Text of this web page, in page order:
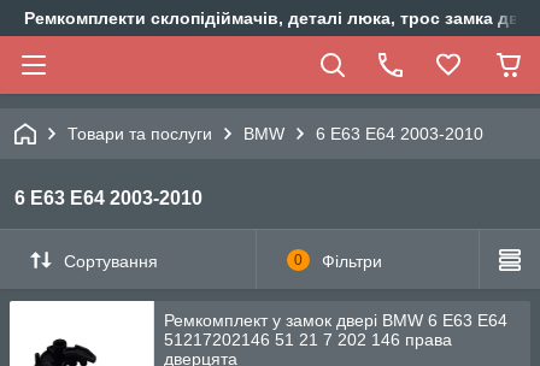
Ремкомплекти склопідіймачів, деталі люка, трос замка
Товари та послуги BMW 6 E63 E64 2003-2010
6 E63 E64 2003-2010
Сортування 0 Фільтри
Ремкомплект у замок двері BMW 6 E63 E64
51217202146 51 21 7 202 146 права
дверцята